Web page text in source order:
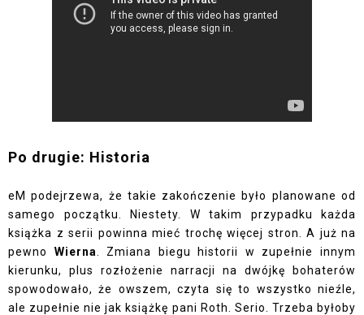
Po drugie: Historia
eM podejrzewa, że takie zakończenie było planowane od
samego początku. Niestety. W takim przypadku każda
książka z serii powinna mieć trochę więcej stron. A już na
pewno Wierna . Zmiana biegu historii w zupełnie innym
kierunku, plus rozłożenie narracji na dwójkę bohaterów
spowodowało, że owszem, czyta się to wszystko nieźle,
ale zupełnie nie jak książkę pani Roth. Serio. Trzeba byłoby